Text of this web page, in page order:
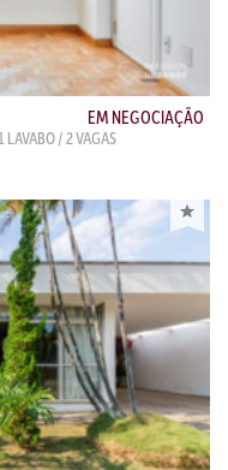
EM NEGOCIAÇÃO
LAVABO / 2 VAGAS